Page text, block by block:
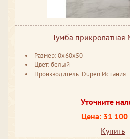
Тумба
Размер: 0x60x50
Цвет: белый
Производитель: Dupen Испания
Уточните
Цена: 31 100
Купить